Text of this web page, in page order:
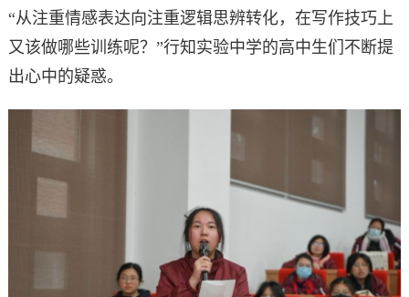
“从注重情感表达向注重逻辑思辨转化，在写作技巧上
又该做哪些训练呢？”行知实验中学的高中生们不断提
出心中的疑惑。